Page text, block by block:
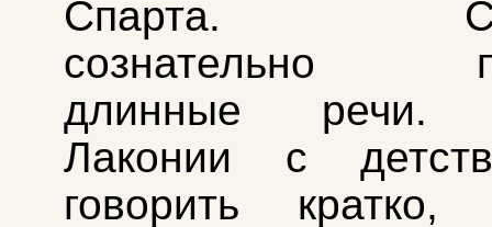
Спарта.
сознательно
длинные речи.
Лаконии с
говорить